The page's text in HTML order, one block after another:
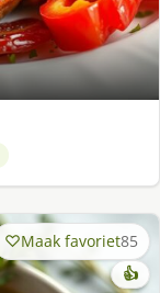
Maak favoriet85
👍